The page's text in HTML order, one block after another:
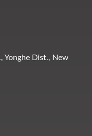
Yonghe Dist., New